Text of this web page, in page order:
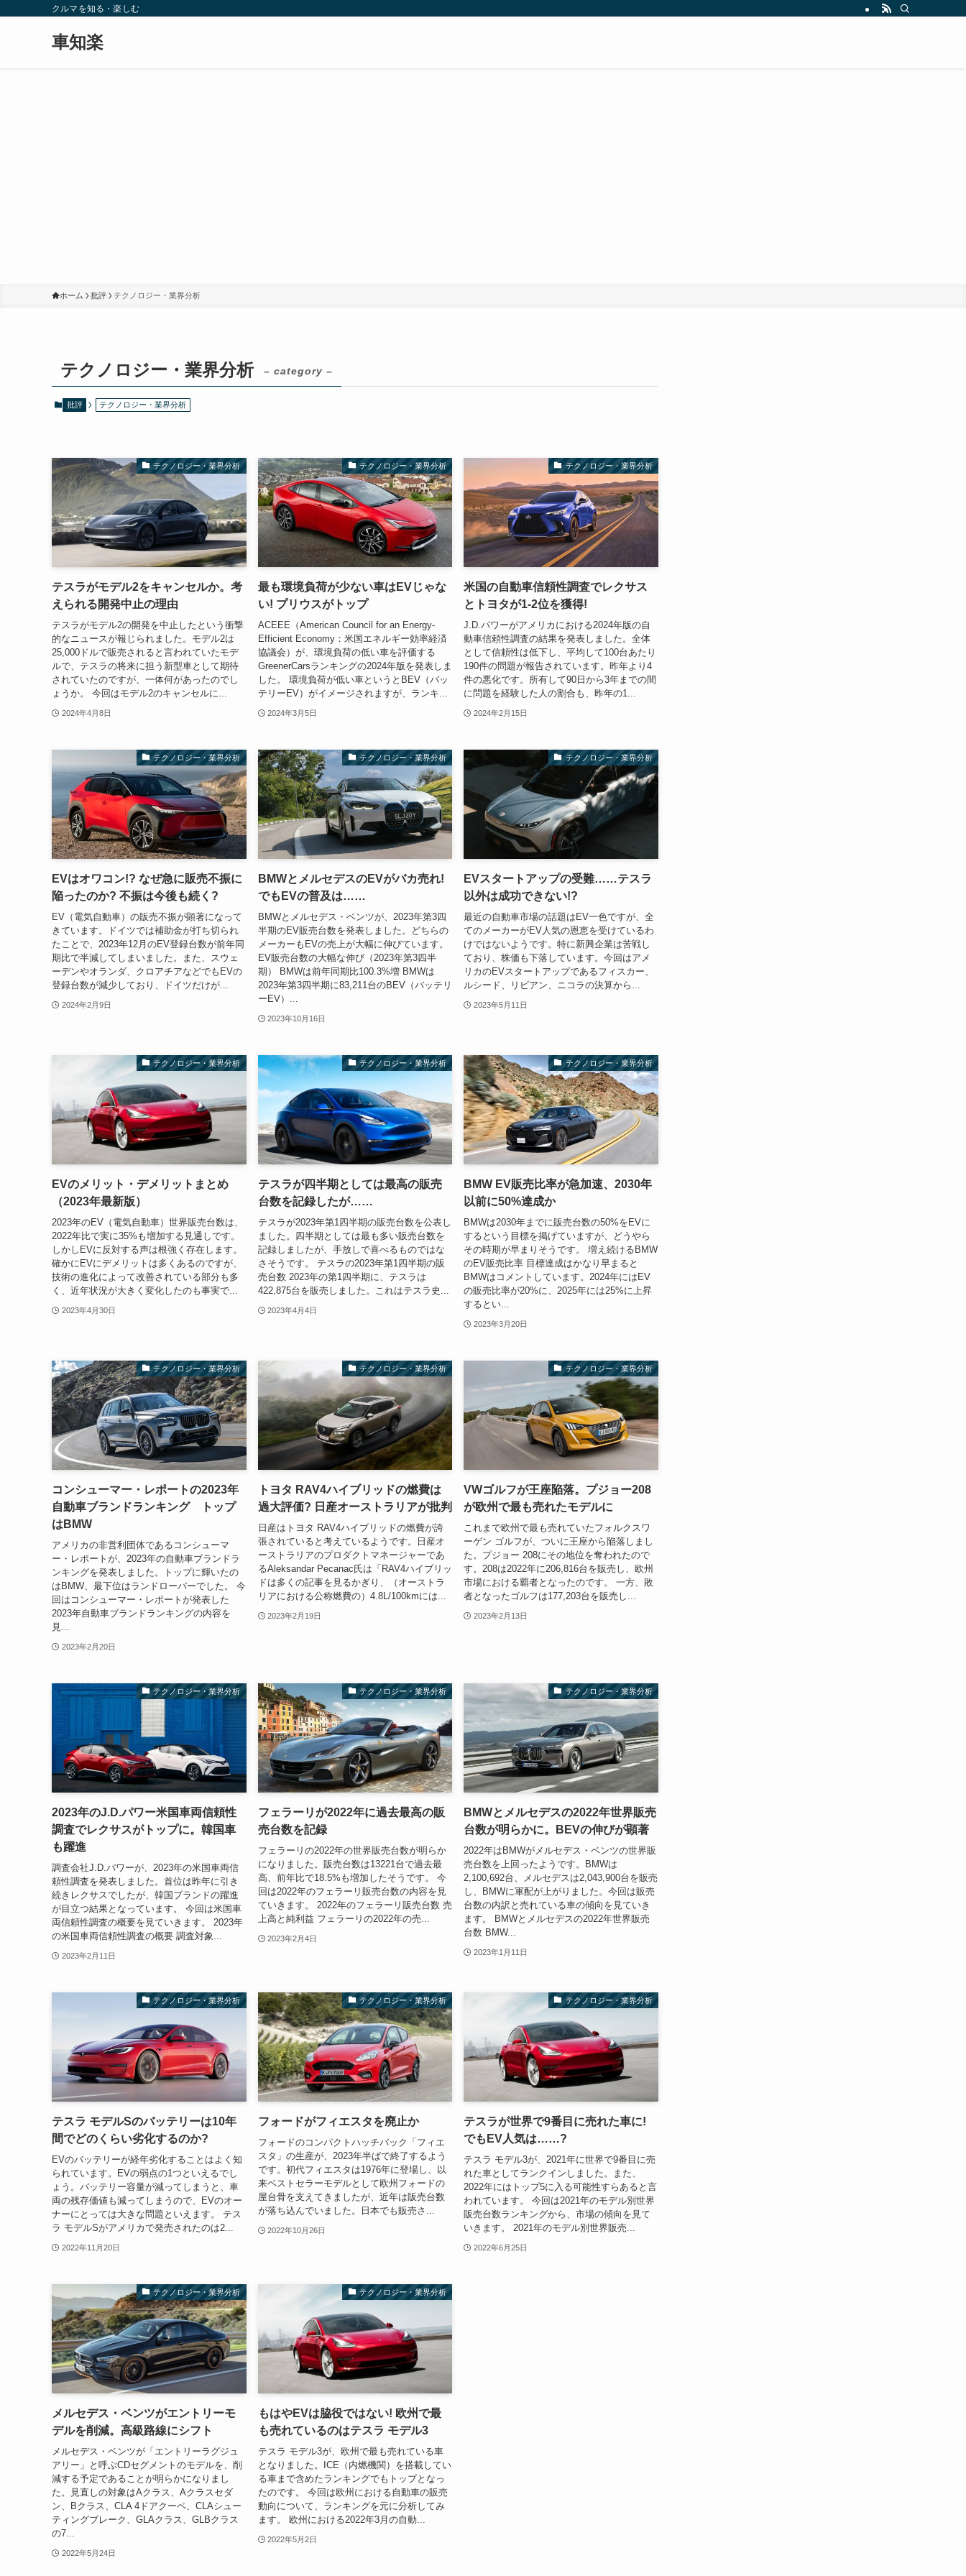
クルマを知る・楽しむ
車知楽
ホーム 批評 テクノロジー・業界分析
テクノロジー・業界分析 – category –
批評 テクノロジー・業界分析
テクノロジー・業界分析
テスラがモデル2をキャンセルか。考
えられる開発中止の理由
テスラがモデル2の開発を中止したという衝撃
的なニュースが報じられました。モデル2は
25,000ドルで販売されると言われていたモデ
ルで、テスラの将来に担う新型車として期待
されていたのですが、一体何があったのでし
ょうか。 今回はモデル2のキャンセルに...
2024年4月8日
テクノロジー・業界分析
最も環境負荷が少ない車はEVじゃな
い! プリウスがトップ
ACEEE（American Council for an Energy-
Efficient Economy：米国エネルギー効率経済
協議会）が、環境負荷の低い車を評価する
GreenerCarsランキングの2024年版を発表しま
した。 環境負荷が低い車というとBEV（バッ
テリーEV）がイメージされますが、ランキ...
2024年3月5日
テクノロジー・業界分析
米国の自動車信頼性調査でレクサス
とトヨタが1-2位を獲得!
J.D.パワーがアメリカにおける2024年版の自
動車信頼性調査の結果を発表しました。全体
として信頼性は低下し、平均して100台あたり
190件の問題が報告されています。昨年より4
件の悪化です。所有して90日から3年までの間
に問題を経験した人の割合も、昨年の1...
2024年2月15日
テクノロジー・業界分析
EVはオワコン!? なぜ急に販売不振に
陥ったのか? 不振は今後も続く?
EV（電気自動車）の販売不振が顕著になって
きています。ドイツでは補助金が打ち切られ
たことで、2023年12月のEV登録台数が前年同
期比で半減してしまいました。また、スウェ
ーデンやオランダ、クロアチアなどでもEVの
登録台数が減少しており、ドイツだけが...
2024年2月9日
テクノロジー・業界分析
BMWとメルセデスのEVがバカ売れ!
でもEVの普及は……
BMWとメルセデス・ベンツが、2023年第3四
半期のEV販売台数を発表しました。どちらの
メーカーもEVの売上が大幅に伸びています。
EV販売台数の大幅な伸び（2023年第3四半
期） BMWは前年同期比100.3%増 BMWは
2023年第3四半期に83,211台のBEV（バッテリ
ーEV）...
2023年10月16日
テクノロジー・業界分析
EVスタートアップの受難……テスラ
以外は成功できない!?
最近の自動車市場の話題はEV一色ですが、全
てのメーカーがEV人気の恩恵を受けているわ
けではないようです。特に新興企業は苦戦し
ており、株価も下落しています。今回はアメ
リカのEVスタートアップであるフィスカー、
ルシード、リビアン、ニコラの決算から...
2023年5月11日
テクノロジー・業界分析
EVのメリット・デメリットまとめ
（2023年最新版）
2023年のEV（電気自動車）世界販売台数は、
2022年比で実に35%も増加する見通しです。
しかしEVに反対する声は根強く存在します。
確かにEVにデメリットは多くあるのですが、
技術の進化によって改善されている部分も多
く、近年状況が大きく変化したのも事実で...
2023年4月30日
テクノロジー・業界分析
テスラが四半期としては最高の販売
台数を記録したが……
テスラが2023年第1四半期の販売台数を公表し
ました。四半期としては最も多い販売台数を
記録しましたが、手放しで喜べるものではな
さそうです。 テスラの2023年第1四半期の販
売台数 2023年の第1四半期に、テスラは
422,875台を販売しました。これはテスラ史...
2023年4月4日
テクノロジー・業界分析
BMW EV販売比率が急加速、2030年
以前に50%達成か
BMWは2030年までに販売台数の50%をEVに
するという目標を掲げていますが、どうやら
その時期が早まりそうです。 増え続けるBMW
のEV販売比率 目標達成はかなり早まると
BMWはコメントしています。2024年にはEV
の販売比率が20%に、2025年には25%に上昇
するとい...
2023年3月20日
テクノロジー・業界分析
コンシューマー・レポートの2023年
自動車ブランドランキング トップ
はBMW
アメリカの非営利団体であるコンシューマ
ー・レポートが、2023年の自動車ブランドラ
ンキングを発表しました。トップに輝いたの
はBMW、最下位はランドローバーでした。 今
回はコンシューマー・レポートが発表した
2023年自動車ブランドランキングの内容を
見...
2023年2月20日
テクノロジー・業界分析
トヨタ RAV4ハイブリッドの燃費は
過大評価? 日産オーストラリアが批判
日産はトヨタ RAV4ハイブリッドの燃費が誇
張されていると考えているようです。日産オ
ーストラリアのプロダクトマネージャーであ
るAleksandar Pecanac氏は「RAV4ハイブリッ
ドは多くの記事を見るかぎり、（オーストラ
リアにおける公称燃費の）4.8L/100kmには...
2023年2月19日
テクノロジー・業界分析
VWゴルフが王座陥落。プジョー208
が欧州で最も売れたモデルに
これまで欧州で最も売れていたフォルクスワ
ーゲン ゴルフが、ついに王座から陥落しまし
た。プジョー 208にその地位を奪われたので
す。208は2022年に206,816台を販売し、欧州
市場における覇者となったのです。 一方、敗
者となったゴルフは177,203台を販売し...
2023年2月13日
テクノロジー・業界分析
2023年のJ.D.パワー米国車両信頼性
調査でレクサスがトップに。韓国車
も躍進
調査会社J.D.パワーが、2023年の米国車両信
頼性調査を発表しました。首位は昨年に引き
続きレクサスでしたが、韓国ブランドの躍進
が目立つ結果となっています。 今回は米国車
両信頼性調査の概要を見ていきます。 2023年
の米国車両信頼性調査の概要 調査対象...
2023年2月11日
テクノロジー・業界分析
フェラーリが2022年に過去最高の販
売台数を記録
フェラーリの2022年の世界販売台数が明らか
になりました。販売台数は13221台で過去最
高、前年比で18.5%も増加したそうです。 今
回は2022年のフェラーリ販売台数の内容を見
ていきます。 2022年のフェラーリ販売台数 売
上高と純利益 フェラーリの2022年の売...
2023年2月4日
テクノロジー・業界分析
BMWとメルセデスの2022年世界販売
台数が明らかに。BEVの伸びが顕著
2022年はBMWがメルセデス・ベンツの世界販
売台数を上回ったようです。BMWは
2,100,692台、メルセデスは2,043,900台を販売
し、BMWに軍配が上がりました。今回は販売
台数の内訳と売れている車の傾向を見ていき
ます。 BMWとメルセデスの2022年世界販売
台数 BMW...
2023年1月11日
テクノロジー・業界分析
テスラ モデルSのバッテリーは10年
間でどのくらい劣化するのか?
EVのバッテリーが経年劣化することはよく知
られています。EVの弱点の1つといえるでし
ょう。バッテリー容量が減ってしまうと、車
両の残存価値も減ってしまうので、EVのオー
ナーにとっては大きな問題といえます。 テス
ラ モデルSがアメリカで発売されたのは2...
2022年11月20日
テクノロジー・業界分析
フォードがフィエスタを廃止か
フォードのコンパクトハッチバック「フィエ
スタ」の生産が、2023年半ばで終了するよう
です。初代フィエスタは1976年に登場し、以
来ベストセラーモデルとして欧州フォードの
屋台骨を支えてきましたが、近年は販売台数
が落ち込んでいました。日本でも販売さ...
2022年10月26日
テクノロジー・業界分析
テスラが世界で9番目に売れた車に!
でもEV人気は……?
テスラ モデル3が、2021年に世界で9番目に売
れた車としてランクインしました。また、
2022年にはトップ5に入る可能性すらあると言
われています。 今回は2021年のモデル別世界
販売台数ランキングから、市場の傾向を見て
いきます。 2021年のモデル別世界販売...
2022年6月25日
テクノロジー・業界分析
メルセデス・ベンツがエントリーモ
デルを削減。高級路線にシフト
メルセデス・ベンツが「エントリーラグジュ
アリー」と呼ぶCDセグメントのモデルを、削
減する予定であることが明らかになりまし
た。見直しの対象はAクラス、Aクラスセダ
ン、Bクラス、CLA 4ドアクーペ、CLAシュー
ティングブレーク、GLAクラス、GLBクラス
の7...
2022年5月24日
テクノロジー・業界分析
もはやEVは脇役ではない! 欧州で最
も売れているのはテスラ モデル3
テスラ モデル3が、欧州で最も売れている車
となりました。ICE（内燃機関）を搭載してい
る車まで含めたランキングでもトップとなっ
たのです。 今回は欧州における自動車の販売
動向について、ランキングを元に分析してみ
ます。 欧州における2022年3月の自動...
2022年5月2日